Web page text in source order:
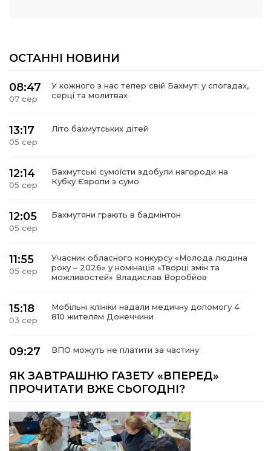
ОСТАННІ НОВИНИ
08:47
07 сер
У кожного з нас тепер свій Бахмут: у спогадах,
серці та молитвах
13:17
05 сер
Літо бахмутських дітей
12:14
05 сер
Бахмутські сумоїсти здобули нагороди на
Кубку Європи з сумо
12:05
05 сер
Бахмутяни грають в бадмінтон
11:55
05 сер
Учасник обласного конкурсу «Молода людина
року – 2026» у номінація «Творці змін та
можливостей» Владислав Воробйов
15:18
03 сер
Мобільні клініки надали медичну допомогу 4
810 жителям Донеччини
09:27
ВПО можуть не платити за частину
комунальних послуг: про що йдеться
14:12
Досі ВПО? Юристка розповіла, коли
внутрішньо переміщеної особи
14:04
Учасниця обласного конкурсу «Молода
ЯК ЗАВТРАШНЮ ГАЗЕТУ «ВПЕРЕД»
ПРОЧИТАТИ ВЖЕ СЬОГОДНІ?